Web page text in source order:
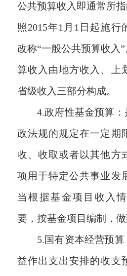
公共预算收入即通常所
照2015年1月1日起施行
改称“一般公共预算收入
算收入由地方收入、上
省级收入三部分构成。
4.政府性基金预算
政法规的规定在一定期
收、收取或者以其他方
项用于特定公共事业发
当根据基金项目收入
要，按基金项目编制，做
5.国有资本经营预
益作出支出安排的收支